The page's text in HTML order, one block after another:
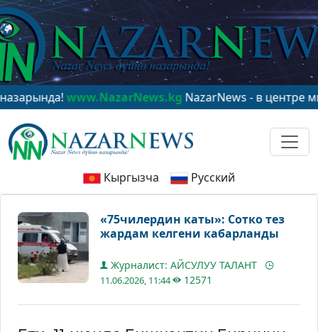
www.NazarNews.kgNazarNews - в центре
Кыргызча Русский
«75чилердин каты»: Сотко тез
жардам келгени кабарланды
Журналист: АЙСУЛУУ ТАЛАНТ
11.06.2026, 11:44 12571